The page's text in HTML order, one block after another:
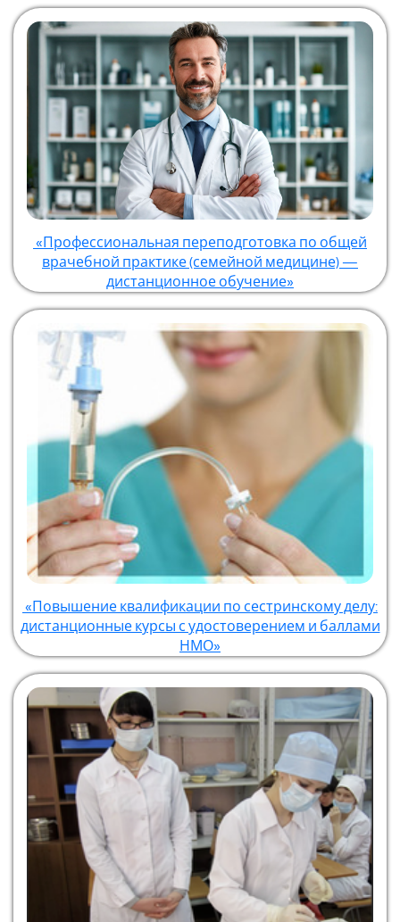
«Профессиональная переподготовка по общей
врачебной практике (семейной медицине) —
дистанционное обучение»
«Повышение квалификации по сестринскому делу:
дистанционные курсы с удостоверением и баллами
НМО»